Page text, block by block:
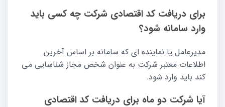
برای دریافت کد اقتصادی شرکت چه کسی باید
وارد سامانه شود؟
مدیرعامل یا نماینده ای که سامانه بر اساس آخرین
اطلاعات معتبر شرکت به عنوان شخص مجاز شناسایی می
کند باید وارد شود.
آیا شرکت دو ماه برای دریافت کد اقتصادی